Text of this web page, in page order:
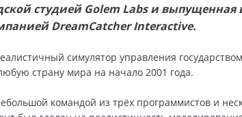
студией Golem Labs и выпущенная
DreamCatcher Interactive.
симулятор управления
страну мира на начало 2001 года.
командой из трёх программистов и